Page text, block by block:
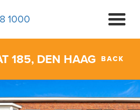
1000
185, DEN HAAG BACK